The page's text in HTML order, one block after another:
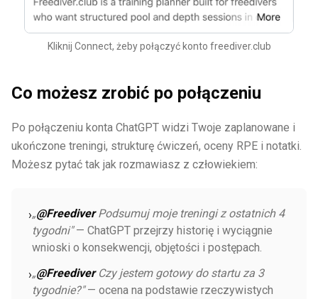
Kliknij Connect, żeby połączyć konto freediver.club
Co możesz zrobić po połączeniu
Po połączeniu konta ChatGPT widzi Twoje zaplanowane i
ukończone treningi, strukturę ćwiczeń, oceny RPE i notatki.
Możesz pytać tak jak rozmawiasz z człowiekiem:
›„@FreediverPodsumuj moje treningi z ostatnich 4
tygodni"— ChatGPT przejrzy historię i wyciągnie
wnioski o konsekwencji, objętości i postępach.
›„@FreediverCzy jestem gotowy do startu za 3
tygodnie?"— ocena na podstawie rzeczywistych